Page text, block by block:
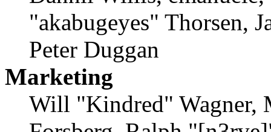
"akabugeyes" Thorsen,
Peter Duggan
Marketing
Will "Kindred" Wagner,